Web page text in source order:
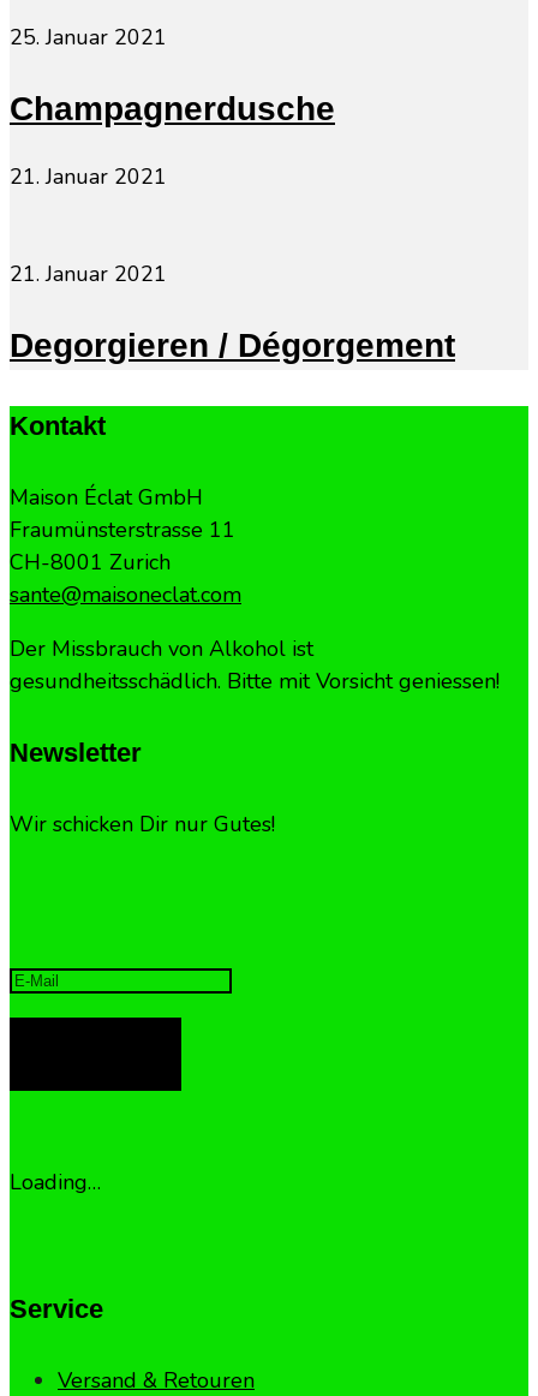
25. Januar 2021
Champagnerdusche
21. Januar 2021
21. Januar 2021
Degorgieren / Dégorgement
Kontakt
Maison Éclat GmbH
Fraumünsterstrasse 11
CH-8001 Zurich
sante@maisoneclat.com
Der Missbrauch von Alkohol ist
gesundheitsschädlich. Bitte mit Vorsicht geniessen!
Newsletter
Wir schicken Dir nur Gutes!
Loading…
Service
Versand & Retouren